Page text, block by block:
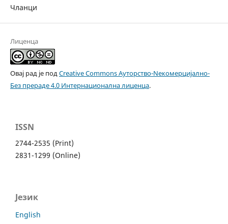
Чланци
Лиценца
Овај рад је подCreative Commons Aуторство-Nекомерцијално-
Без прераде 4.0 Интернационална лиценца.
ISSN
2744-2535 (Print)
2831-1299 (Online)
Језик
English